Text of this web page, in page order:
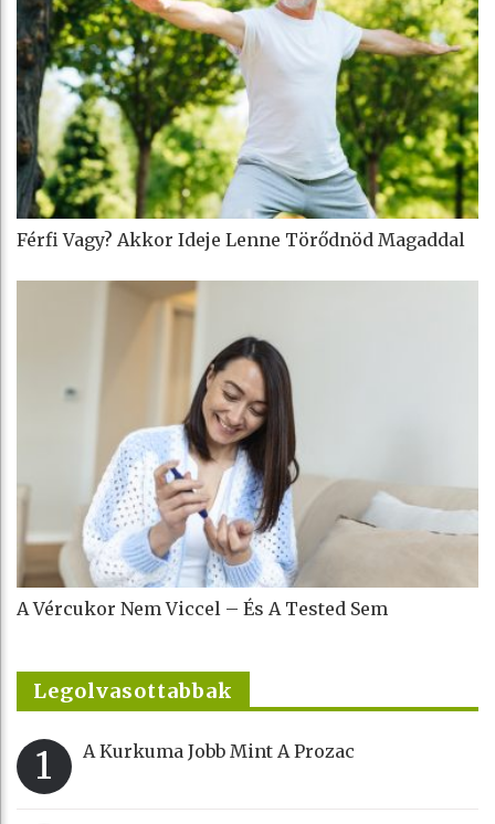
Férfi Vagy? Akkor Ideje Lenne Törődnöd Magaddal
A Vércukor Nem Viccel – És A Tested Sem
Legolvasottabbak
1 A Kurkuma Jobb Mint A Prozac